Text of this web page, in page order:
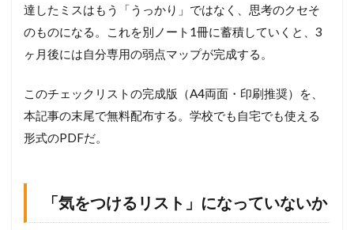
達したミスはもう「うっかり」ではなく、思考のクセそ
のものになる。これを別ノート1冊に蓄積していくと、3
ヶ月後には自分専用の弱点マップが完成する。
このチェックリストの完成版（A4両面・印刷推奨）を、
本記事の末尾で無料配布する。学校でも自宅でも使える
形式のPDFだ。
「気をつけるリスト」になっていないか